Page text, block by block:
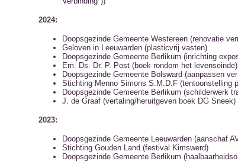
2024:
Doopsgezinde Gemeente Westereen (renovatie
Geloven in Leeuwarden (plasticvrij vasten)
Doopsgezinde Gemeente Berlikum (inrichting
Em. Ds. Dr. P. Post (boek rondom het levenseinde)
Doopsgezinde Gemeente Bolsward (aanpassen
Stichting Menno Simons S.M.D.F (tentoonstelling
Doopsgezinde Gemeente Berlikum (schilderwerk
J. de Graaf (vertaling/heruitgeven boek DG Sneek)
2023:
Doopsgezinde Gemeente Leeuwarden (aanschaf
Stichting Gouden Land (festival Kimswerd)
Doopsgezinde Gemeente Berlikum